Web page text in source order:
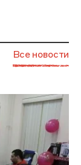
Все новости